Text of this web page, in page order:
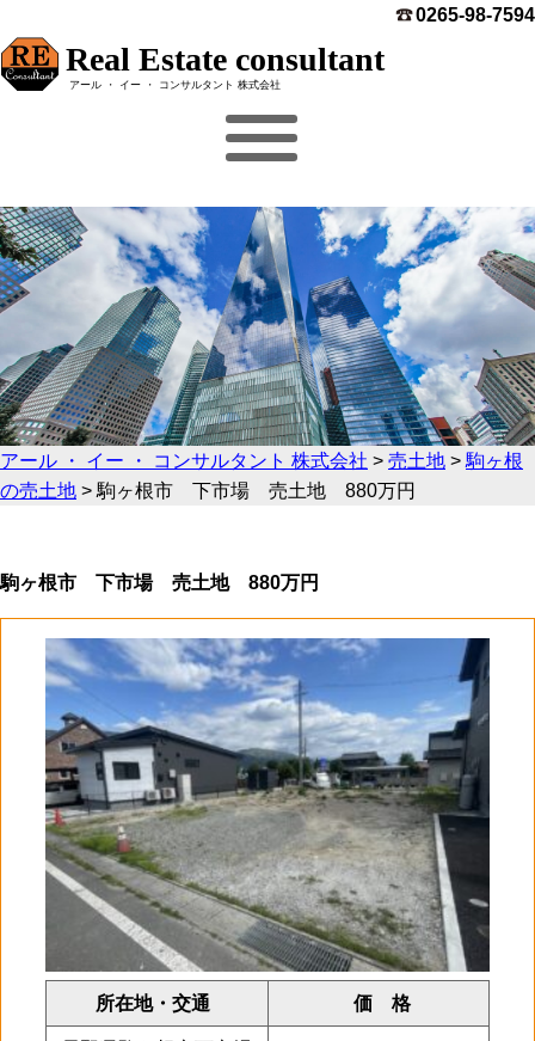
0265-98-7594
Real Estate consultant
アール ・ イー ・ コンサルタント 株式会社
アール ・ イー ・ コンサルタント 株式会社 > 売土地 > 駒ヶ根
の売土地 > 駒ヶ根市 下市場 売土地 880万円
駒ヶ根市 下市場 売土地 880万円
所在地・交通 価 格